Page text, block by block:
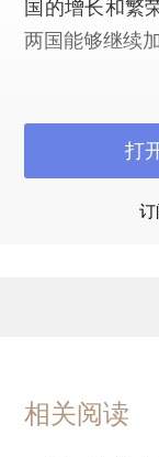
国的增长和繁
两国能够继续
打
相关阅读